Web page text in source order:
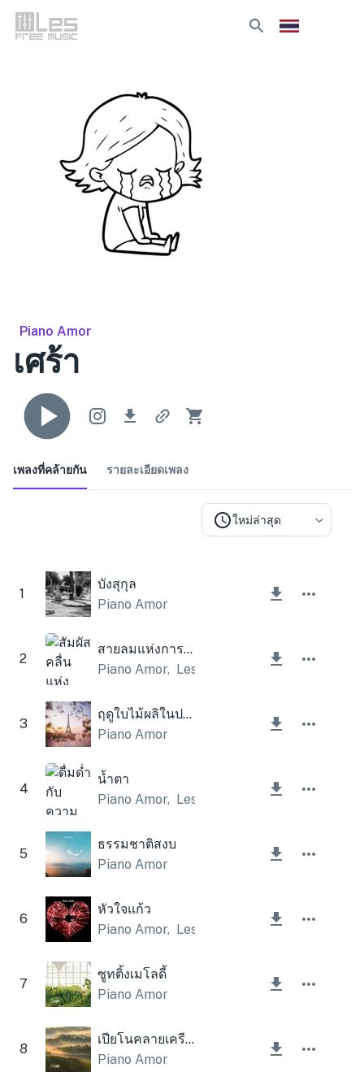
Piano Amor
เศร้า
เพลงที่คล้ายกัน รายละเอียดเพลง
ใหม่ล่าสุด
1
บังสุกุล
Piano Amor
2
สายลมแห่งการเปลี่ยนแปลง
Piano Amor, Lesfm
3
ฤดูใบไม้ผลิในปารีส
Piano Amor
4
น้ำตา
Piano Amor, Lesfm
5
ธรรมชาติสงบ
Piano Amor
6
หัวใจแก้ว
Piano Amor, Lesfm
7
ซูทติ้งเมโลดี้
Piano Amor
8
เปียโนคลายเครียด
Piano Amor